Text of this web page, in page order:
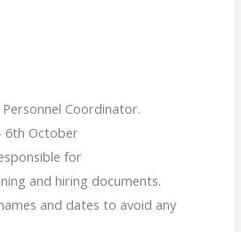
Coordinator.
6th October
for
and hiring documents.
and dates to avoid any